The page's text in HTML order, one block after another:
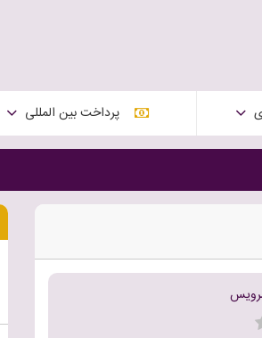
پرداخت بین المللی